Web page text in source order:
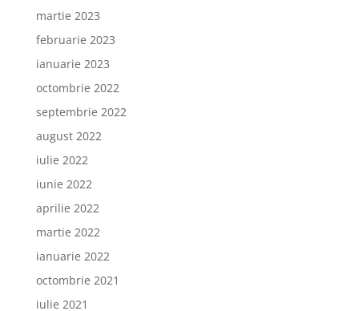
martie 2023
februarie 2023
ianuarie 2023
octombrie 2022
septembrie 2022
august 2022
iulie 2022
iunie 2022
aprilie 2022
martie 2022
ianuarie 2022
octombrie 2021
iulie 2021